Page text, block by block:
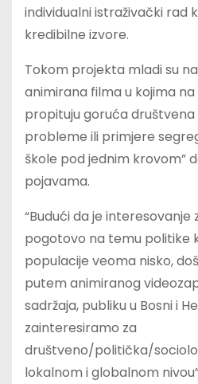
individualni istraživački rad
kredibilne izvore.
Tokom projekta mladi su
animirana filma u kojima
propituju goruća društvena
probleme ili primjere
škole pod jednim krovom”
pojavama.
“Budući da je interesovanje
pogotovo na temu politike
populacije veoma nisko,
putem animiranog
sadržaja, publiku u Bosni i
zainteresiramo za
društveno/politička/
lokalnom i globalnom